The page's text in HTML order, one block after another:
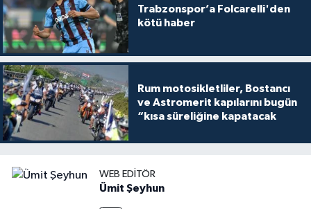
Trabzonspor’a Folcarelli'den
kötü haber
Rum motosikletliler, Bostancı
ve Astromerit kapılarını bugün
“kısa süreliğine kapatacak
WEB EDITÖR
Ümit Şeyhun